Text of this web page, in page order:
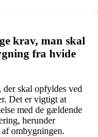
krav, man skal
fra hvide
skal opfyldes ved
Det er vigtigt at
med de gældende
herunder
ombygningen.